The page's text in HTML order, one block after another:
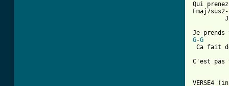
Qui
Fmaj7sus2-
G-G
Ca fait
C'est